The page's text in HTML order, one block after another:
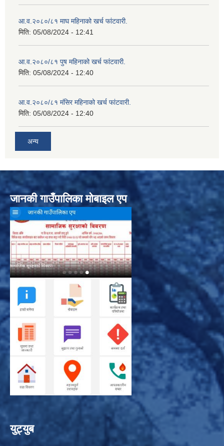
आ.व.२०८०/८१ माघ महिनाको खर्च फांटवारी.
मिति: 05/08/2024 - 12:41
आ.व.२०८०/८१ पुष महिनाको खर्च फांटवारी.
मिति: 05/08/2024 - 12:40
आ.व.२०८०/८१ मंसिर महिनाको खर्च फांटवारी.
मिति: 05/08/2024 - 12:40
अन्य
जानकी गाउँपालिका मोबाइल एप
युट्युब